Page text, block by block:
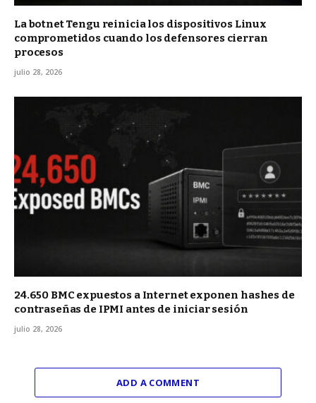
La botnet Tengu reinicia los dispositivos Linux
comprometidos cuando los defensores cierran
procesos
julio 28, 2026
24.650 BMC expuestos a Internet exponen hashes de
contraseñas de IPMI antes de iniciar sesión
julio 28, 2026
ADD A COMMENT